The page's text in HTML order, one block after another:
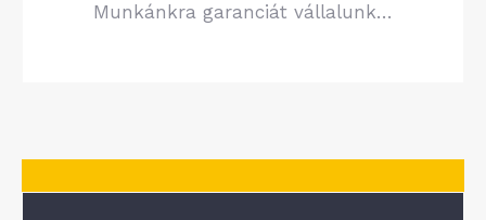
Munkánkra garanciát vállalunk…